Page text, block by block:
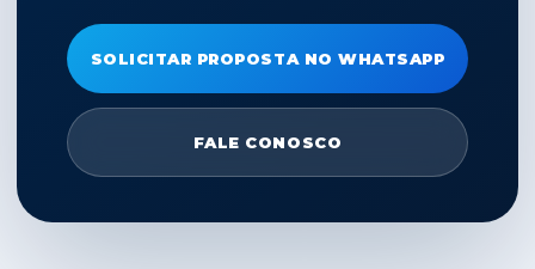
SOLICITAR PROPOSTA NO WHATSAPP
FALE CONOSCO